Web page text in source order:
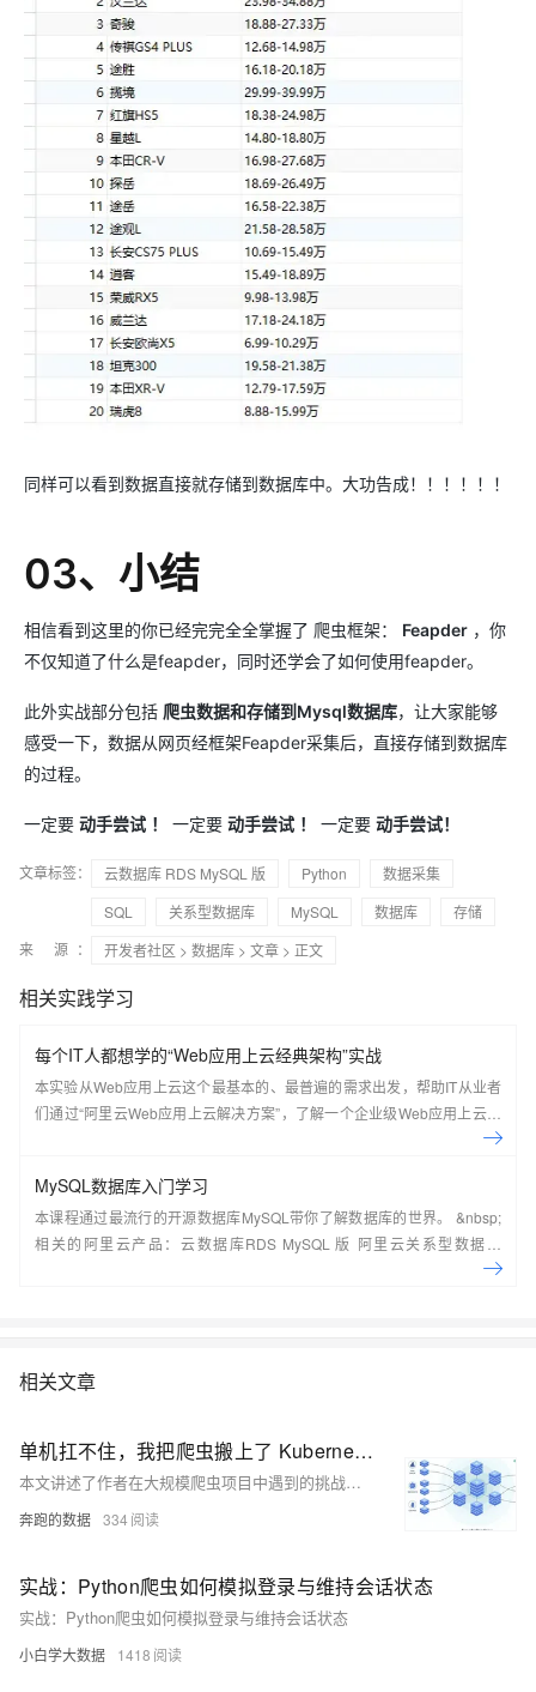
同样可以看到数据直接就存储到数据库中。大功告成！！！！！！
03、小结
相信看到这里的你已经完完全全掌握了 爬虫框架： Feapder ，你
不仅知道了什么是feapder，同时还学会了如何使用feapder。
此外实战部分包括 爬虫数据和存储到Mysql数据库，让大家能够
感受一下，数据从网页经框架Feapder采集后，直接存储到数据库
的过程。
一定要 动手尝试 ！ 一定要 动手尝试 ！ 一定要 动手尝试！
文章标签： 云数据库 RDS MySQL 版 Python
数据采集
SQL
关系型数据库 MySQL 数据库
存储
来 源：
开发者社区 > 数据库 > 文章 > 正文
相关实践学习
每个IT人都想学的“Web应用上云经典架构”实战
本实验从Web应用上云这个最基本的、最普遍的需求出发，帮助IT从业者
们通过“阿里云Web应用上云解决方案”，了解一个企业级Web应用上云的
MySQL数据库入门学习
本课程通过最流行的开源数据库MySQL带你了解数据库的世界。 &nbsp;
相关的阿里云产品：云数据库RDS MySQL 版 阿里云关系型数据库
RDS（Relational Database Service）是一种稳定可靠、可弹性伸缩的在
相关文章
单机扛不住，我把爬虫搬上了 Kubernetes：弹性伸缩与成本优化的实战
本文讲述了作者在大规模爬虫项目中遇到的挑战，包括任务堆积、高失败率和成本失控。通过将爬虫项目迁移到Kubernetes并使用HPA自动伸缩、代理池隔离和Redis队列，作者成功解决了这些问题，提高了性能，降低了成本，并实现了系统的弹性伸缩。最终，作者通过这次改造学到了性能、代理隔离和成本控制的重要性。
奔跑的数据 334
实战：Python爬虫如何模拟登录与维持会话状态
实战：Python爬虫如何模拟登录与维持会话状态
小白学大数据 1418